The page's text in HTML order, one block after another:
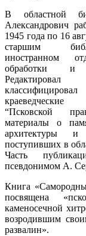
В областной
Александрович
1945 года по 16
старшим
иностранном
обработки и
“Псковской
материалы о
архитектуры
поступивших в
Часть
псевдонимом А.
Книга
посвящена
каменосечной
возродившим
развалин».